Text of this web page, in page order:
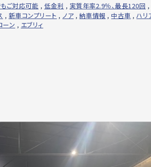
ご対応可能 , 低金利 , 実質年率2.9％、最長120回 ,
, 新車コンプリート , ノア , 納車情報 ,中古車 ,ハリ
ーン , エブリィ